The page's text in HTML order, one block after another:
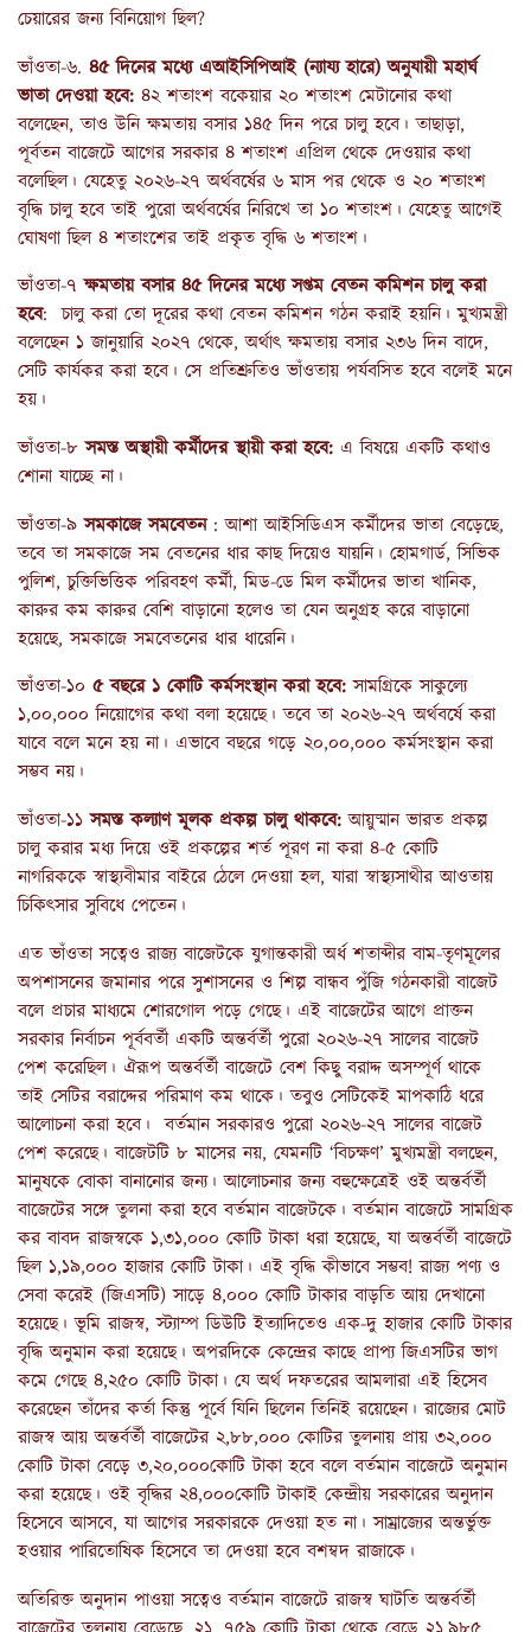
চেয়ারের জন্য বিনিয়োগ ছিল?
ভাঁওতা-৬. ৪৫ দিনের মধ্যে এআইসিপিআই (ন্যায্য হারে) অনুযায়ী মহার্ঘ
ভাতা দেওয়া হবে: ৪২ শতাংশ বকেয়ার ২০ শতাংশ মেটানোর কথা
বলেছেন, তাও উনি ক্ষমতায় বসার ১৪৫ দিন পরে চালু হবে। তাছাড়া,
পূর্বতন বাজেটে আগের সরকার ৪ শতাংশ এপ্রিল থেকে দেওয়ার কথা
বলেছিল। যেহেতু ২০২৬-২৭ অর্থবর্ষের ৬ মাস পর থেকে ও ২০ শতাংশ
বৃদ্ধি চালু হবে তাই পুরো অর্থবর্ষের নিরিখে তা ১০ শতাংশ। যেহেতু আগেই
ঘোষণা ছিল ৪ শতাংশের তাই প্রকৃত বৃদ্ধি ৬ শতাংশ।
ভাঁওতা-৭ক্ষমতায় বসার ৪৫ দিনের মধ্যে সপ্তম বেতন কমিশন চালু করা
হবে: চালু করা তো দূরের কথা বেতন কমিশন গঠন করাই হয়নি। মুখ্যমন্ত্রী
বলেছেন ১ জানুয়ারি ২০২৭ থেকে, অর্থাৎ ক্ষমতায় বসার ২৩৬ দিন বাদে,
সেটি কার্যকর করা হবে। সে প্রতিশ্রুতিও ভাঁওতায় পর্যবসিত হবে বলেই মনে
হয়।
ভাঁওতা-৮সমস্ত অস্থায়ী কর্মীদের স্থায়ী করা হবে: এ বিষয়ে একটি কথাও
শোনা যাচ্ছে না।
ভাঁওতা-৯সমকাজে সমবেতন: আশা আইসিডিএস কর্মীদের ভাতা বেড়েছে,
তবে তা সমকাজে সম বেতনের ধার কাছ দিয়েও যায়নি। হোমগার্ড, সিভিক
পুলিশ, চুক্তিভিত্তিক পরিবহণ কর্মী, মিড-ডে মিল কর্মীদের ভাতা খানিক,
কারুর কম কারুর বেশি বাড়ানো হলেও তা যেন অনুগ্রহ করে বাড়ানো
হয়েছে, সমকাজে সমবেতনের ধার ধারেনি।
ভাঁওতা-১০ ৫ বছরে ১ কোটি কর্মসংস্থান করা হবে:সামগ্রিকে সাকুল্যে
১,০০,০০০ নিয়োগের কথা বলা হয়েছে। তবে তা ২০২৬-২৭ অর্থবর্ষে করা
যাবে বলে মনে হয় না। এভাবে বছরে গড়ে ২০,০০,০০০ কর্মসংস্থান করা
সম্ভব নয়।
ভাঁওতা-১১সমস্ত কল্যাণ মূলক প্রকল্প চালু থাকবে:আয়ুষ্মান ভারত প্রকল্প
চালু করার মধ্য দিয়ে ওই প্রকল্পের শর্ত পূরণ না করা ৪-৫ কোটি
নাগরিককে স্বাস্থ্যবীমার বাইরে ঠেলে দেওয়া হল, যারা স্বাস্থ্যসাথীর আওতায়
চিকিৎসার সুবিধে পেতেন।
এত ভাঁওতা সত্বেও রাজ্য বাজেটকে যুগান্তকারী অর্ধ শতাব্দীর বাম-তৃণমূলের
অপশাসনের জমানার পরে সুশাসনের ও শিল্প বান্ধব পুঁজি গঠনকারী বাজেট
বলে প্রচার মাধ্যমে শোরগোল পড়ে গেছে। এই বাজেটের আগে প্রাক্তন
সরকার নির্বাচন পূর্ববর্তী একটি অন্তর্বর্তী পুরো ২০২৬-২৭ সালের বাজেট
পেশ করেছিল। ঐরূপ অন্তর্বর্তী বাজেটে বেশ কিছু বরাদ্দ অসম্পূর্ণ থাকে
তাই সেটির বরাদ্দের পরিমাণ কম থাকে। তবুও সেটিকেই মাপকাঠি ধরে
আলোচনা করা হবে। বর্তমান সরকারও পুরো ২০২৬-২৭ সালের বাজেট
পেশ করেছে। বাজেটটি ৮ মাসের নয়, যেমনটি ‘বিচক্ষণ’ মুখ্যমন্ত্রী বলছেন,
মানুষকে বোকা বানানোর জন্য। আলোচনার জন্য বহুক্ষেত্রেই ওই অন্তর্বর্তী
বাজেটের সঙ্গে তুলনা করা হবে বর্তমান বাজেটকে। বর্তমান বাজেটে সামগ্রিক
কর বাবদ রাজস্বকে ১,৩১,০০০ কোটি টাকা ধরা হয়েছে, যা অন্তর্বর্তী বাজেটে
ছিল ১,১৯,০০০ হাজার কোটি টাকা। এই বৃদ্ধি কীভাবে সম্ভব! রাজ্য পণ্য ও
সেবা করেই (জিএসটি) সাড়ে ৪,০০০ কোটি টাকার বাড়তি আয় দেখানো
হয়েছে। ভূমি রাজস্ব, স্ট্যাম্প ডিউটি ইত্যাদিতেও এক-দু হাজার কোটি টাকার
বৃদ্ধি অনুমান করা হয়েছে। অপরদিকে কেন্দ্রের কাছে প্রাপ্য জিএসটির ভাগ
কমে গেছে ৪,২৫০ কোটি টাকা। যে অর্থ দফতরের আমলারা এই হিসেব
করেছেন তাঁদের কর্তা কিন্তু পূর্বে যিনি ছিলেন তিনিই রয়েছেন। রাজ্যের মোট
রাজস্ব আয় অন্তর্বর্তী বাজেটের ২,৮৮,০০০ কোটির তুলনায় প্রায় ৩২,০০০
কোটি টাকা বেড়ে ৩,২০,০০০কোটি টাকা হবে বলে বর্তমান বাজেটে অনুমান
করা হয়েছে। ওই বৃদ্ধির ২৪,০০০কোটি টাকাই কেন্দ্রীয় সরকারের অনুদান
হিসেবে আসবে, যা আগের সরকারকে দেওয়া হত না। সাম্রাজ্যের অন্তর্ভুক্ত
হওয়ার পারিতোষিক হিসেবে তা দেওয়া হবে বশম্বদ রাজাকে।
অতিরিক্ত অনুদান পাওয়া সত্বেও বর্তমান বাজেটে রাজস্ব ঘাটতি অন্তর্বর্তী